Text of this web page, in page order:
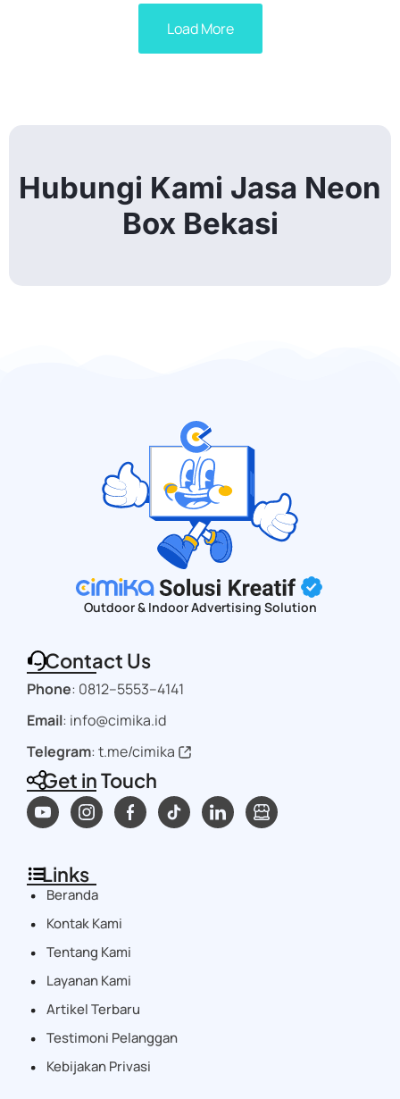
Load More
Hubungi Kami Jasa Neon
Box Bekasi
Outdoor & Indoor Advertising Solution
Contact Us
Phone: 0812–5553–4141
Email: info@cimika.id
Telegram:t.me/cimika
Get in Touch
Links
Beranda
Kontak Kami
Tentang Kami
Layanan Kami
Artikel Terbaru
Testimoni Pelanggan
Kebijakan Privasi